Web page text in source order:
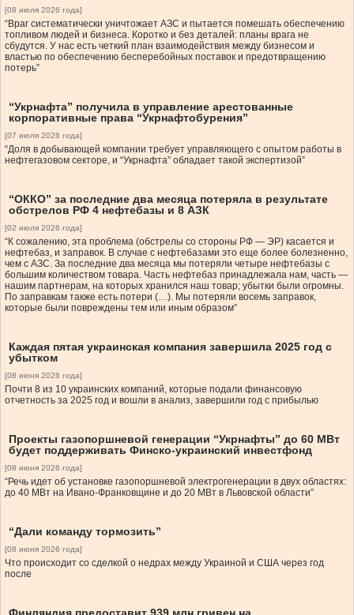
[08 июля 2026 года]
“Враг систематически уничтожает АЗС и пытается помешать обеспечению
топливом людей и бизнеса. Коротко и без деталей: планы врага не
сбудутся. У нас есть четкий план взаимодействия между бизнесом и
властью по обеспечению бесперебойных поставок и предотвращению
потерь”
“Укрнафта” получила в управление арестованные
корпоративные права “Укрнафтобурения”
[07 июля 2026 года]
“Доля в добывающей компании требует управляющего с опытом работы в
нефтегазовом секторе, и “Укрнафта” обладает такой экспертизой”
“ОККО” за последние два месяца потеряла в результате
обстрелов РФ 4 нефтебазы и 8 АЗК
[02 июля 2026 года]
“К сожалению, эта проблема (обстрелы со стороны РФ — ЭР) касается и
нефтебаз, и заправок. В случае с нефтебазами это еще более болезненно,
чем с АЗС. За последние два месяца мы потеряли четыре нефтебазы с
большим количеством товара. Часть нефтебаз принадлежала нам, часть —
нашим партнерам, на которых хранился наш товар; убытки были огромны.
По заправкам также есть потери (…). Мы потеряли восемь заправок,
которые были повреждены тем или иным образом”
Каждая пятая украинская компания завершила 2025 год с
убытком
[08 июня 2026 года]
Почти 8 из 10 украинских компаний, которые подали финансовую
отчетность за 2025 год и вошли в анализ, завершили год с прибылью
Проекты газопоршневой генерации “Укрнафты” до 60 МВт
будет поддерживать Финско-украинский инвестфонд
[08 июня 2026 года]
“Речь идет об установке газопоршневой электрогенерации в двух областях:
до 40 МВт на Ивано-Франковщине и до 20 МВт в Львовской области”
“Дали команду тормозить”
[08 июня 2026 года]
Что происходит со сделкой о недрах между Украиной и США через год
после